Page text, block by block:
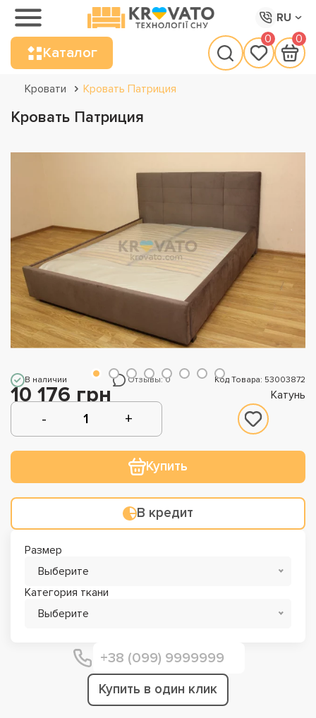
RU
Каталог
0 0
Кровати Кровать Патриция
Кровать Патриция
В наличии Отзывы: 0 Код Товара: 53003872
10 176 грн Катунь
Купить
В кредит
Размер
Выберите
Категория ткани
Выберите
Купить в один клик